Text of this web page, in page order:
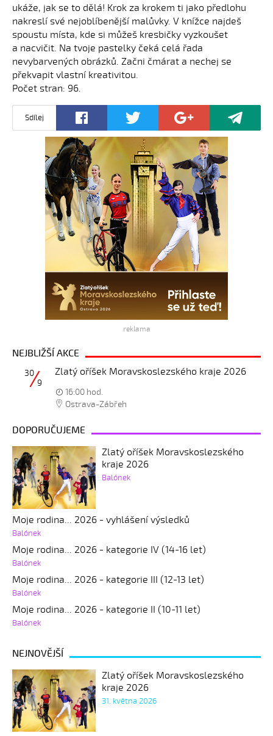
ukáže, jak se to dělá! Krok za krokem ti jako předlohu
nakreslí své nejoblíbenější malůvky. V knížce najdeš
spoustu místa, kde si můžeš kresbičky vyzkoušet
a nacvičit. Na tvoje pastelky čeká celá řada
nevybarvených obrázků. Začni čmárat a nechej se
překvapit vlastní kreativitou.
Počet stran: 96.
Sdílej
reklama
NEJBLIŽŠÍ AKCE
Zlatý oříšek Moravskoslezského kraje 2026
30
9
16:00 hod.
Ostrava-Zábřeh
DOPORUČUJEME
Zlatý oříšek Moravskoslezského
kraje 2026
Balónek
Moje rodina... 2026 - vyhlášení výsledků
Balónek
Moje rodina... 2026 - kategorie IV (14-16 let)
Balónek
Moje rodina... 2026 - kategorie III (12-13 let)
Balónek
Moje rodina... 2026 - kategorie II (10-11 let)
Balónek
NEJNOVĚJŠÍ
Zlatý oříšek Moravskoslezského
kraje 2026
31. května 2026